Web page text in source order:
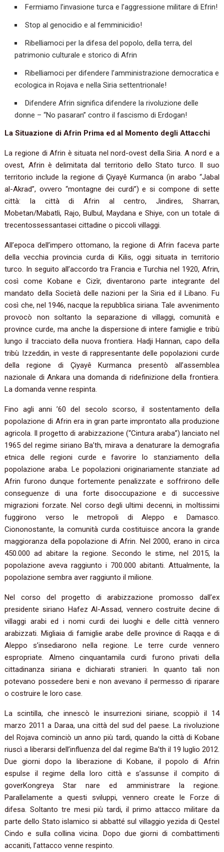
Fermiamo l’invasione turca e l’aggressione militare di Efrin!
Stop al genocidio e al femminicidio!
Ribelliamoci per la difesa del popolo, della terra, del
patrimonio culturale e storico di Afrin
Ribelliamoci per difendere l’amministrazione democratica e
ecologica in Rojava e nella Siria settentrionale!
Difendere Afrin significa difendere la rivoluzione delle
donne – “No pasaran” contro il fascismo di Erdogan!
La Situazione di Afrin Prima ed al Momento degli Attacchi
La regione di Afrin è situata nel nord-ovest della Siria. A nord e a
ovest, Afrin è delimitata dal territorio dello Stato turco. Il suo
territorio include la regione di Çiyayê Kurmanca (in arabo “Jabal
al-Akrad”, ovvero “montagne dei curdi”) e si compone di sette
città: la città di Afrin al centro, Jindires, Sharran,
Mobetan/Mabatli, Rajo, Bulbul, Maydana e Shiye, con un totale di
trecentossessantasei cittadine o piccoli villaggi.
All’epoca dell’impero ottomano, la regione di Afrin faceva parte
della vecchia provincia curda di Kilis, oggi situata in territorio
turco. In seguito all’accordo tra Francia e Turchia nel 1920, Afrin,
così come Kobane e Cizîr, diventarono parte integrante del
mandato della Società delle nazioni per la Siria ed il Libano. Fu
così che, nel 1946, nacque la repubblica siriana. Tale avvenimento
provocò non soltanto la separazione di villaggi, comunità e
province curde, ma anche la dispersione di intere famiglie e tribù
lungo il tracciato della nuova frontiera. Hadji Hannan, capo della
tribù Izzeddin, in veste di rappresentante delle popolazioni curde
della regione di Çiyayê Kurmanca presentò all’assemblea
nazionale di Ankara una domanda di ridefinizione della frontiera.
La domanda venne respinta.
Fino agli anni ’60 del secolo scorso, il sostentamento della
popolazione di Afrin era in gran parte improntato alla produzione
agricola. Il progetto di arabizzazione (“Cintura araba”) lanciato nel
1965 del regime siriano Ba’th, mirava a denaturare la demografia
etnica delle regioni curde e favorire lo stanziamento della
popolazione araba. Le popolazioni originariamente stanziate ad
Afrin furono dunque fortemente penalizzate e soffrirono delle
conseguenze di una forte disoccupazione e di successive
migrazioni forzate. Nel corso degli ultimi decenni, in moltissimi
fuggirono verso le metropoli di Aleppo e Damasco.
Ciononostante, la comunità curda costituisce ancora la grande
maggioranza della popolazione di Afrin. Nel 2000, erano in circa
450.000 ad abitare la regione. Secondo le stime, nel 2015, la
popolazione aveva raggiunto i 700.000 abitanti. Attualmente, la
popolazione sembra aver raggiunto il milione.
Nel corso del progetto di arabizzazione promosso dall’ex
presidente siriano Hafez Al-Assad, vennero costruite decine di
villaggi arabi ed i nomi curdi dei luoghi e delle città vennero
arabizzati. Migliaia di famiglie arabe delle province di Raqqa e di
Aleppo s’insediarono nella regione. Le terre curde vennero
espropriate. Almeno cinquantamila curdi furono privati della
cittadinanza siriana e dichiarati stranieri. In quanto tali non
potevano possedere beni e non avevano il permesso di riparare
o costruire le loro case.
La scintilla, che innescò le insurrezioni siriane, scoppiò il 14
marzo 2011 a Daraa, una città del sud del paese. La rivoluzione
del Rojava cominciò un anno più tardi, quando la città di Kobane
riuscì a liberarsi dell’influenza del dal regime Ba’th il 19 luglio 2012.
Due giorni dopo la liberazione di Kobane, il popolo di Afrin
espulse il regime della loro città e s’assunse il compito di
goverKongreya Star nare ed amministrare la regione.
Parallelamente a questi sviluppi, vennero create le Forze di
difesa. Soltanto tre mesi più tardi, il primo attacco militare da
parte dello Stato islamico si abbatté sul villaggio yezida di Qestel
Cindo e sulla collina vicina. Dopo due giorni di combattimenti
accaniti, l’attacco venne respinto.